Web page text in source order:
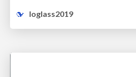
loglass2019